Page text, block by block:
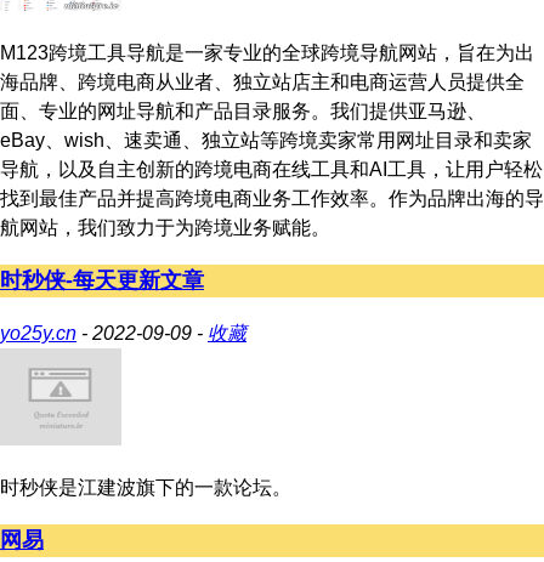
M123跨境工具导航是一家专业的全球跨境导航网站，旨在为出
海品牌、跨境电商从业者、独立站店主和电商运营人员提供全
面、专业的网址导航和产品目录服务。我们提供亚马逊、
eBay、wish、速卖通、独立站等跨境卖家常用网址目录和卖家
导航，以及自主创新的跨境电商在线工具和AI工具，让用户轻松
找到最佳产品并提高跨境电商业务工作效率。作为品牌出海的导
航网站，我们致力于为跨境业务赋能。
时秒侠-每天更新文章
yo25y.cn - 2022-09-09 - 收藏
时秒侠是江建波旗下的一款论坛。
网易